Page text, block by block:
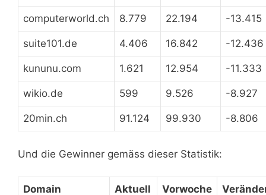
computerworld.ch 8.779 22.194 -13.415
suite101.de 4.406 16.842 -12.436
kununu.com 1.621 12.954 -11.333
wikio.de 599 9.526 -8.927
20min.ch 91.124 99.930 -8.806
Und die Gewinner gemäss dieser Statistik:
Domain Aktuell Vorwoche